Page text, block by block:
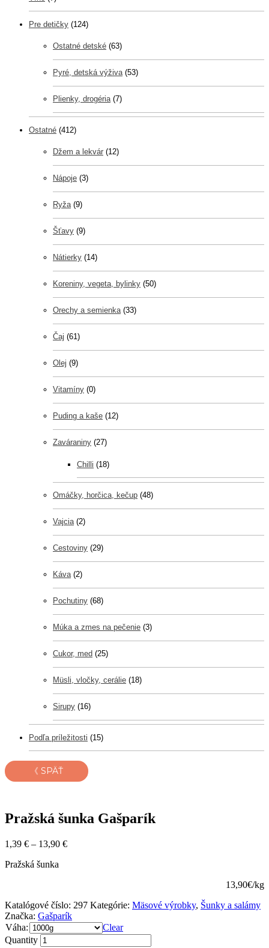
Pre detičky (124)
Ostatné detské (63)
Pyré, detská výživa (53)
Plienky, drogéria (7)
Ostatné (412)
Džem a lekvár (12)
Nápoje (3)
Ryža (9)
Šťavy (9)
Nátierky (14)
Koreniny, vegeta, bylinky (50)
Orechy a semienka (33)
Čaj (61)
Olej (9)
Vitamíny (0)
Puding a kaše (12)
Zaváraniny (27)
Chilli (18)
Omáčky, horčica, kečup (48)
Vajcia (2)
Cestoviny (29)
Káva (2)
Pochutiny (68)
Múka a zmes na pečenie (3)
Cukor, med (25)
Müsli, vločky, cerálie (18)
Sirupy (16)
Podľa príležitosti (15)
《 SPÄŤ
Pražská šunka Gašparík
1,39 € – 13,90 €
Pražská šunka
13,90€/kg
Katalógové číslo: 297 Kategórie: Mäsové výrobky, Šunky a salámy
Značka: Gašparík
Váha:
Clear
Quantity